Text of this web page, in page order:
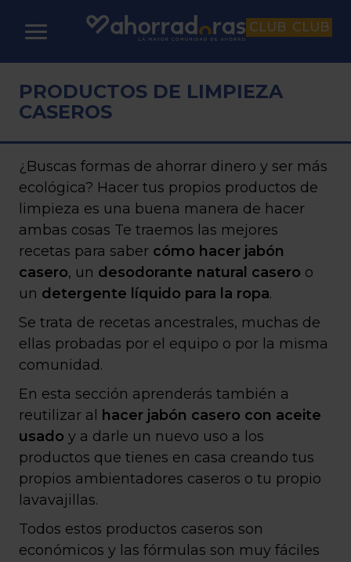
CLUB CLUB
PRODUCTOS DE LIMPIEZA
CASEROS
¿Buscas formas de ahorrar dinero y ser más
ecológica? Hacer tus propios productos de
limpieza es una buena manera de hacer
ambas cosas Te traemos las mejores
recetas para saber cómo hacer jabón
casero, un desodorante natural casero o
un detergente líquido para la ropa.
Se trata de recetas ancestrales, muchas de
ellas probadas por el equipo o por la misma
comunidad.
En esta sección aprenderás también a
reutilizar al
hacer jabón casero con aceite
usado y a darle un nuevo uso a los
productos que tienes en casa creando tus
propios ambientadores caseros o tu propio
lavavajillas.
Todos estos productos caseros son
económicos y las fórmulas son muy fáciles